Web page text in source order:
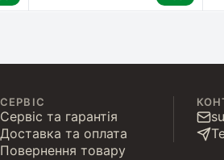
СЕРВІС
Сервіс та гарантія
Доставка та оплата
Повернення товару